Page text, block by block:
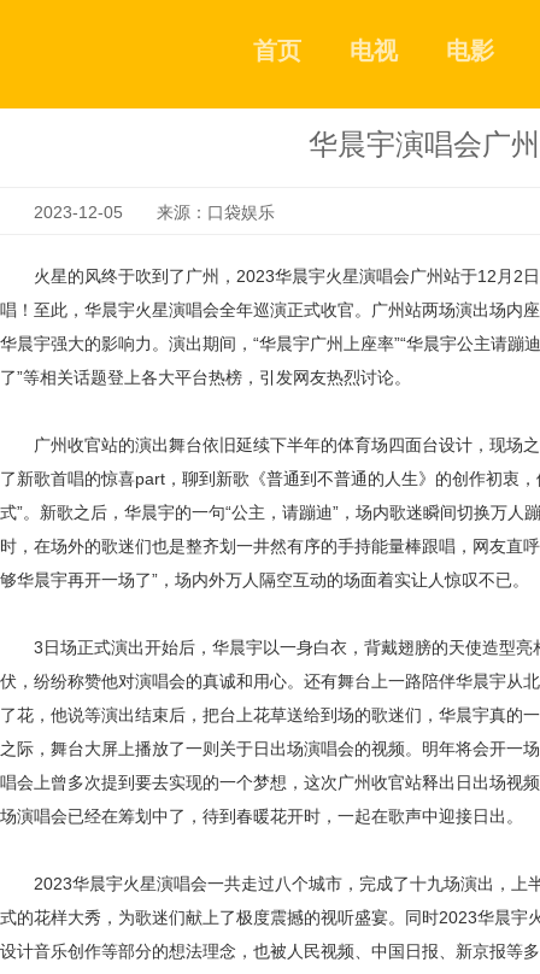
首页 电视 电影
华晨宇演唱会广
2023-12-05 来源：口袋娱乐
火星的风终于吹到了广州， 2023华晨宇火星演唱会广州站于1 2 月 2
唱！至此，华晨宇火星演唱会全年巡演正式收官。广州站两场演出场内
华晨宇强大的影响力。演出期间，“华晨宇广州上座率”“华晨宇公主请蹦
了”等相关话题登上各大平台热榜，引发网友热烈讨论。
广州收官站的演出舞台依旧延续下半年的体育场四面台设计，现场
了新歌首唱的惊喜part，聊到新歌《普通到不普通的人生》的创作初衷
式”。新歌之后，华晨宇的一句“公主，请蹦迪” ，场内歌迷瞬间切换万人
时，在场外的歌迷们也是整齐划一井然有序的手持能量棒跟唱，网友直
够华晨宇再开一场了”，场内外万人隔空互动的场面着实让人惊叹不已。
3日场正式演出开始后，华晨宇以一身白衣，背戴翅膀的天使造型
伏，纷纷称赞他对演唱会的真诚和用心。还有舞台上一路陪伴华晨宇从
了花，他说等演出结束后，把台上花草送给到场的歌迷们，华晨宇真的
之际，舞台大屏上播放了一则关于日出场演唱会的视频。明年将会开一
唱会上曾多次提到要去实现的一个梦想，这次广州收官站释出日出场视
场演唱会已经在筹划中了，待到春暖花开时，一起在歌声中迎接日出。
2023华晨宇火星演唱会一共走过八个城市，完成了十九场演出，上
式的花样大秀，为歌迷们献上了极度震撼的视听盛宴。同时2023华晨宇
设计音乐创作等部分的想法理念，也被人民视频、中国日报、新京报等